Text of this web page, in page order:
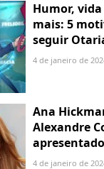
Humor,
mais: 5
seguir
sociais
4 de janeiro de
Ana
Alexandre
denuncia
4 de janeiro de